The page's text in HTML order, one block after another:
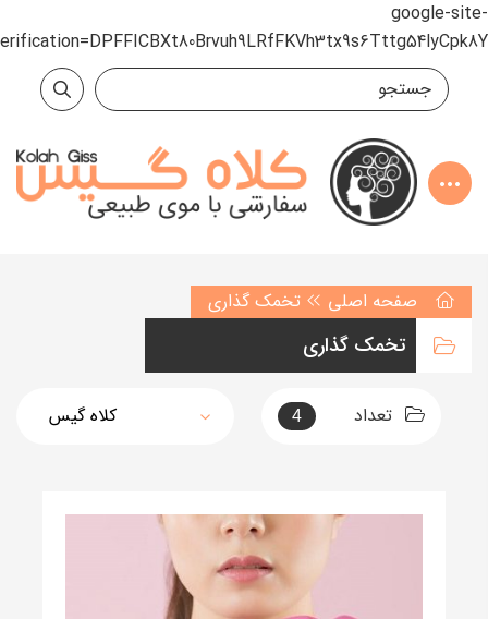
google-site-
صفحه اصلی تخمک گذاری
تخمک گذاری
تعداد 4